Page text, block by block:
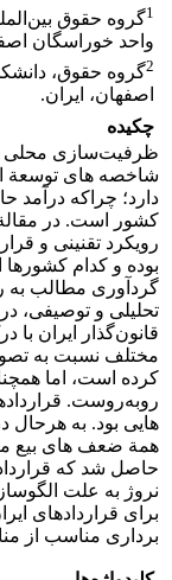
1گروه حقوق
واحد خوراسگان
2گروه حقوق،
اصفهان، ایران.
چکیده
ظرفیت‌سازی محلی
شاخصه­ های توسعة
دارد؛ چراکه درآمد
کشور است. در
رویکرد تقنینی و
بوده و کدام کشورها
گردآوری مطالب به
تحلیلی و توصیفی،
قانون‌گذار ایران
مختلف نسبت به
کرده است، اما
هایی بود. به ­هرحال
همة ضعف ­های بیع
حاصل شد که
نروژ به علت
برداری مناسب از